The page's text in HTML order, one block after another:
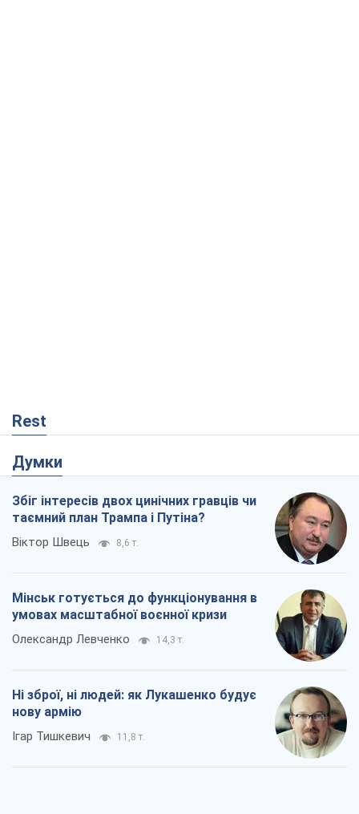
Rest
Думки
Збіг інтересів двох цинічних гравців чи
таємний план Трампа і Путіна?
Віктор Швець 8,6 т.
Мінськ готується до функціонування в
умовах масштабної воєнної кризи
Олександр Левченко 14,3 т.
Ні зброї, ні людей: як Лукашенко будує
нову армію
Ігар Тишкевич 11,8 т.